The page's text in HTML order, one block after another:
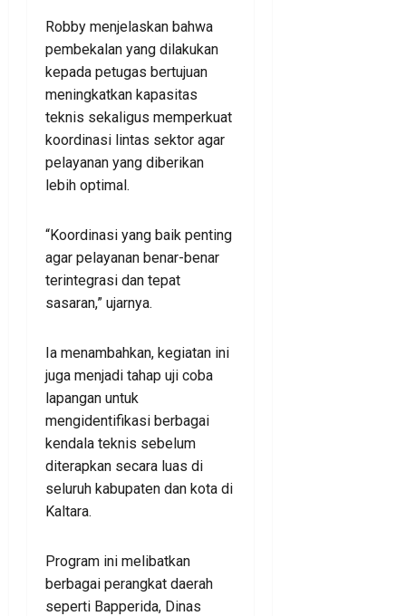
Robby menjelaskan bahwa
pembekalan yang dilakukan
kepada petugas bertujuan
meningkatkan kapasitas
teknis sekaligus memperkuat
koordinasi lintas sektor agar
pelayanan yang diberikan
lebih optimal.
“Koordinasi yang baik penting
agar pelayanan benar-benar
terintegrasi dan tepat
sasaran,” ujarnya.
Ia menambahkan, kegiatan ini
juga menjadi tahap uji coba
lapangan untuk
mengidentifikasi berbagai
kendala teknis sebelum
diterapkan secara luas di
seluruh kabupaten dan kota di
Kaltara.
Program ini melibatkan
berbagai perangkat daerah
seperti Bapperida, Dinas